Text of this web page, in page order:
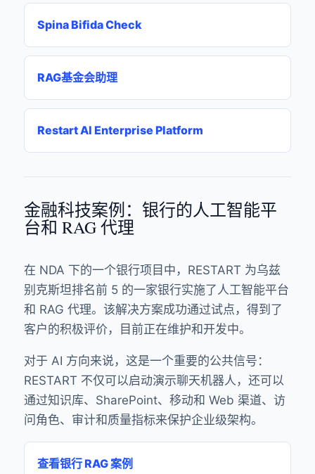
Spina Bifida Check
RAG基金会助理
Restart AI Enterprise Platform
金融科技案例：银行的人工智能平
台和 RAG 代理
在 NDA 下的一个银行项目中，RESTART 为乌兹
别克斯坦排名前 5 的一家银行实施了人工智能平台
和 RAG 代理。该解决方案成功通过试点，得到了
客户的积极评价，目前正在维护和开发中。
对于 AI 方向来说，这是一个重要的公共信号：
RESTART 不仅可以启动演示聊天机器人，还可以
通过知识库、SharePoint、移动和 Web 渠道、访
问角色、审计和质量指标来保护企业级架构。
查看银行 RAG 案例